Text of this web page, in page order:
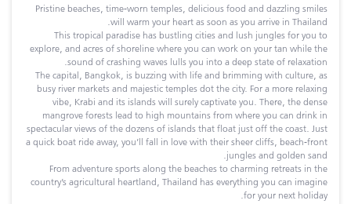
Pristine beaches, time-worn temples, delicious food and dazzling smiles
will warm your heart as soon as you arrive in Thailand.
This tropical paradise has bustling cities and lush jungles for you to
explore, and acres of shoreline where you can work on your tan while the
sound of crashing waves lulls you into a deep state of relaxation.
The capital, Bangkok, is buzzing with life and brimming with culture, as
busy river markets and majestic temples dot the city. For a more relaxing
vibe, Krabi and its islands will surely captivate you. There, the dense
mangrove forests lead to high mountains from where you can drink in
spectacular views of the dozens of islands that float just off the coast. Just
a quick boat ride away, you’ll fall in love with their sheer cliffs, beach-front
jungles and golden sand.
From adventure sports along the beaches to charming retreats in the
country’s agricultural heartland, Thailand has everything you can imagine
for your next holiday.